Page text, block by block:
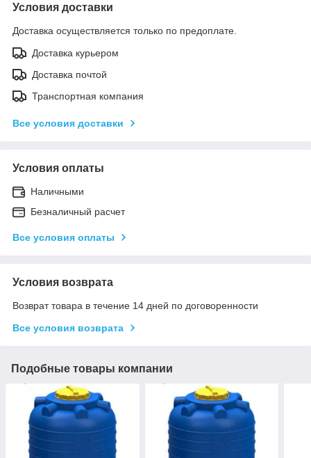
Условия доставки
Доставка осуществляется только по предоплате.
Доставка курьером
Доставка почтой
Транспортная компания
Все условия доставки
Условия оплаты
Наличными
Безналичный расчет
Все условия оплаты
Условия возврата
Возврат товара в течение 14 дней по договоренности
Все условия возврата
Подобные товары компании